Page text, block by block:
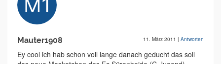
Mauter1908 11. März 2011 | Antworten
Ey cool ich hab schon voll lange danach geducht das soll